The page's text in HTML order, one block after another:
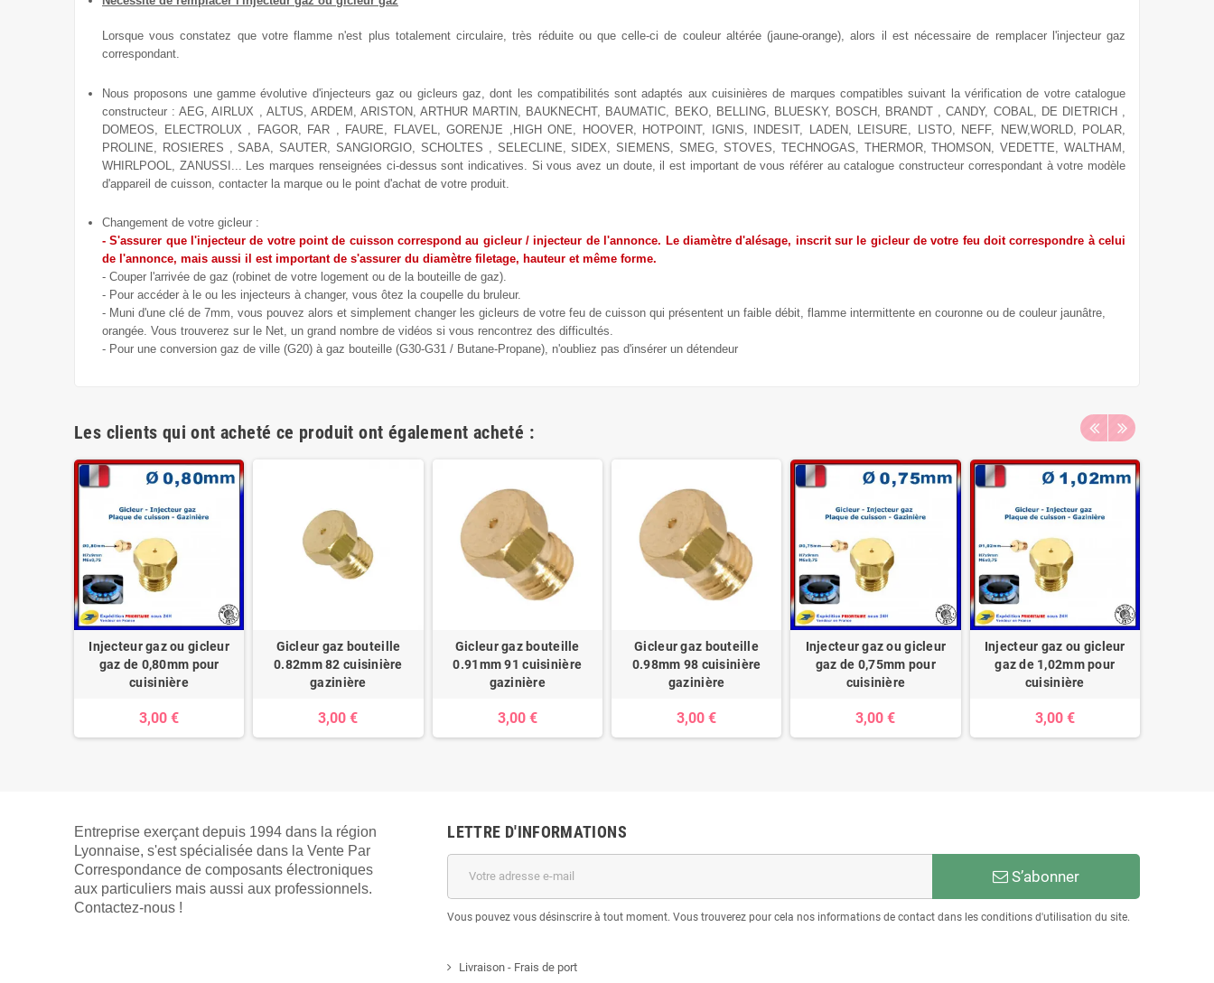
Lorsque vous constatez que votre flamme n'est plus totalement circulaire, très réduite ou que celle-ci de couleur altérée (jaune-orange), alors il est nécessaire de remplacer l'injecteur gaz
correspondant.
Nous proposons une gamme évolutive d'injecteurs gaz ou gicleurs gaz, dont les compatibilités sont adaptés aux cuisinières de marques compatibles suivant la vérification de votre catalogue
constructeur : AEG, AIRLUX , ALTUS, ARDEM, ARISTON, ARTHUR MARTIN, BAUKNECHT, BAUMATIC, BEKO, BELLING, BLUESKY, BOSCH, BRANDT , CANDY, COBAL, DE DIETRICH ,
DOMEOS, ELECTROLUX , FAGOR, FAR , FAURE, FLAVEL, GORENJE ,HIGH ONE, HOOVER, HOTPOINT, IGNIS, INDESIT, LADEN, LEISURE, LISTO, NEFF, NEW,WORLD, POLAR,
PROLINE, ROSIERES , SABA, SAUTER, SANGIORGIO, SCHOLTES , SELECLINE, SIDEX, SIEMENS, SMEG, STOVES, TECHNOGAS, THERMOR, THOMSON, VEDETTE, WALTHAM,
WHIRLPOOL, ZANUSSI... Les marques renseignées ci-dessus sont indicatives. Si vous avez un doute, il est important de vous référer au catalogue constructeur correspondant à votre modèle
d'appareil de cuisson, contacter la marque ou le point d'achat de votre produit.
Changement de votre gicleur :
- S'assurer que l'injecteur de votre point de cuisson correspond au gicleur / injecteur de l'annonce. Le diamètre d'alésage, inscrit sur le gicleur de votre feu doit correspondre à celui
de l'annonce, mais aussi il est important de s'assurer du diamètre filetage, hauteur et même forme.
- Couper l'arrivée de gaz (robinet de votre logement ou de la bouteille de gaz).
- Pour accéder à le ou les injecteurs à changer, vous ôtez la coupelle du bruleur.
- Muni d'une clé de 7mm, vous pouvez alors et simplement changer les gicleurs de votre feu de cuisson qui présentent un faible débit, flamme intermittente en couronne ou de couleur jaunâtre,
orangée. Vous trouverez sur le Net, un grand nombre de vidéos si vous rencontrez des difficultés.
- Pour une conversion gaz de ville (G20) à gaz bouteille (G30-G31 / Butane-Propane), n'oubliez pas d'insérer un détendeur
Les clients qui ont acheté ce produit ont également acheté :
Injecteur gaz ou gicleur
gaz de 0,80mm pour
cuisinière
3,00 €
Gicleur gaz bouteille
0.82mm 82 cuisinière
gazinière
3,00 €
Gicleur gaz bouteille
0.91mm 91 cuisinière
gazinière
3,00 €
Gicleur gaz bouteille
0.98mm 98 cuisinière
gazinière
3,00 €
Injecteur gaz ou gicleur
gaz de 0,75mm pour
cuisinière
3,00 €
Injecteur gaz ou gicleur
gaz de 1,02mm pour
cuisinière
3,00 €
Entreprise exerçant depuis 1994 dans la région
Lyonnaise, s'est spécialisée dans la Vente Par
Correspondance de composants électroniques
aux particuliers mais aussi aux professionnels.
Contactez-nous !
LETTRE D'INFORMATIONS
S’abonner
Vous pouvez vous désinscrire à tout moment. Vous trouverez pour cela nos informations de contact dans les conditions d'utilisation du site.
Livraison - Frais de port